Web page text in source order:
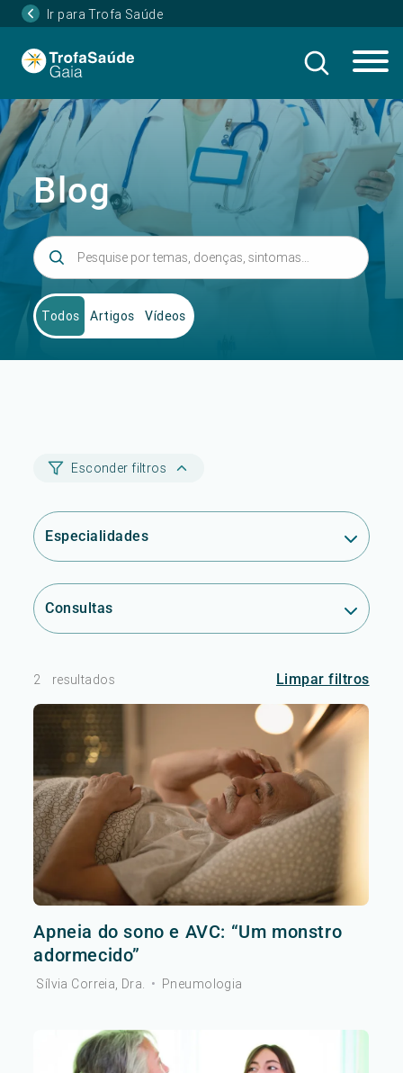
Ir para Trofa Saúde
Blog
Todos Artigos Vídeos
Esconder filtros
Especialidades
Consultas
2 resultados Limpar filtros
Apneia do sono e AVC: “Um monstro
adormecido”
Sílvia Correia, Dra. • Pneumologia